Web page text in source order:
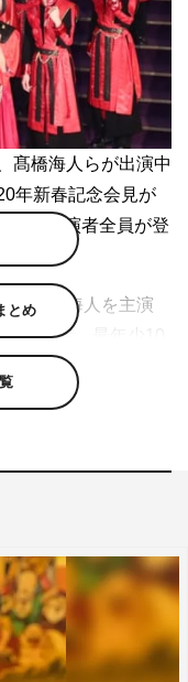
髙橋海人らが出演中
年新春記念会見が
め、出演者全員が登
、髙橋海人を主演
年忍者、最年少10
歳という歴代最年少
演したシリーズ第1
たちが「Show
ところに出させてい
俺って芸能人なん
とめ